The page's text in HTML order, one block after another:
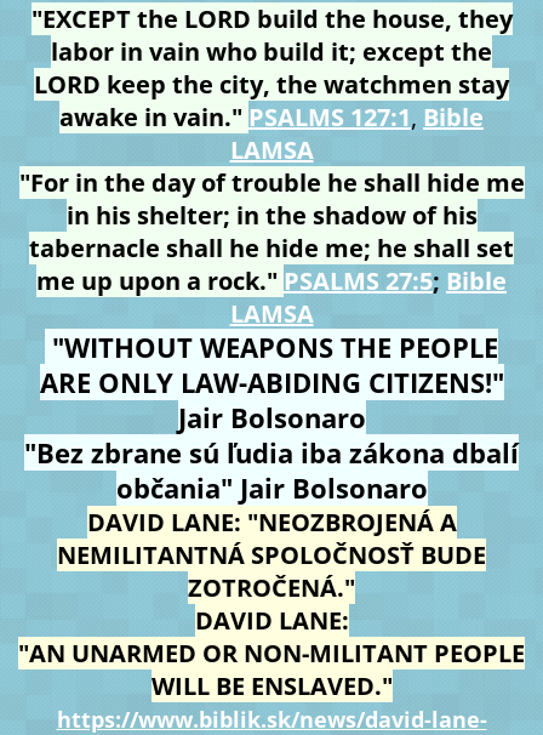
"EXCEPT the LORD build the house, they
labor in vain who build it; except the
LORD keep the city, the watchmen stay
awake in vain." PSALMS 127:1, Bible
LAMSA
"For in the day of trouble he shall hide me
in his shelter; in the shadow of his
tabernacle shall he hide me; he shall set
me up upon a rock." PSALMS 27:5; Bible
LAMSA
"WITHOUT WEAPONS THE PEOPLE
ARE ONLY LAW-ABIDING CITIZENS!"
Jair Bolsonaro
"Bez zbrane sú ľudia iba zákona dbalí
občania" Jair Bolsonaro
DAVID LANE: "NEOZBROJENÁ A
NEMILITANTNÁ SPOLOČNOSŤ BUDE
ZOTROČENÁ."
DAVID LANE:
"AN UNARMED OR NON-MILITANT PEOPLE
WILL BE ENSLAVED."
https://www.biblik.sk/news/david-lane-